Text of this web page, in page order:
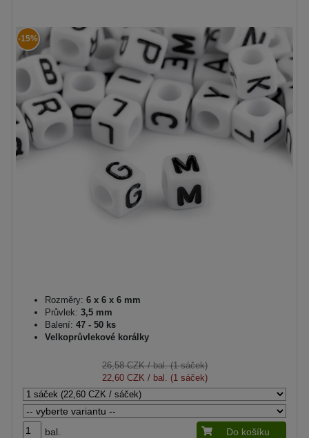
-15%
Rozměry: 6 x 6 x 6 mm
Průvlek: 3,5 mm
Balení: 47 - 50 ks
Velkoprůvlekové korálky
26,58 CZK/ bal. (1 sáček)
22,60 CZK / bal. (1 sáček)
bal. Do košíku